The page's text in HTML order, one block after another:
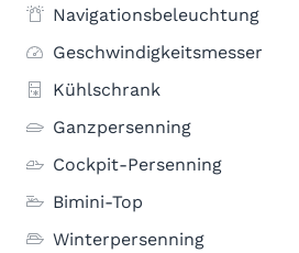
Navigationsbeleuchtung
Geschwindigkeitsmesser
Kühlschrank
Ganzpersenning
Cockpit-Persenning
Bimini-Top
Winterpersenning